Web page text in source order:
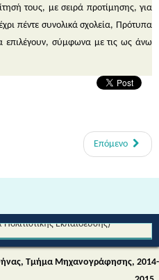
τους, με σειρά προτίμησης, για
πέντε συνολικά σχολεία, Πρότυπα
επιλέγουν, σύμφωνα με τις ως άνω
Επόμενο
Θεματικό Δίκτυο Εκπαίδευσης
Εκπαίδευσης)
Τμήμα Μηχανογράφησης, 2014-